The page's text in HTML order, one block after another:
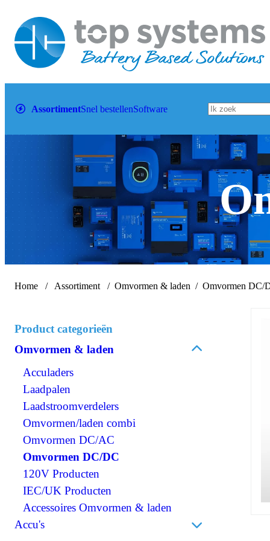
AssortimentSnel bestellenSoftware
Home Assortiment Omvormen & laden Omvormen DC/
Product categorieën
Omvormen & laden
Acculaders
Laadpalen
Laadstroomverdelers
Omvormen/laden combi
Omvormen DC/AC
Omvormen DC/DC
120V Producten
IEC/UK Producten
Accessoires Omvormen & laden
Accu's